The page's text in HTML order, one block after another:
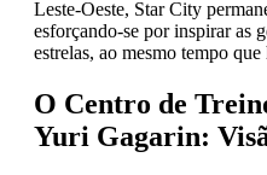
Leste-Oeste, Star City
esforçando-se por inspirar as
estrelas, ao mesmo tempo que
O Centro de
Yuri Gagarin: